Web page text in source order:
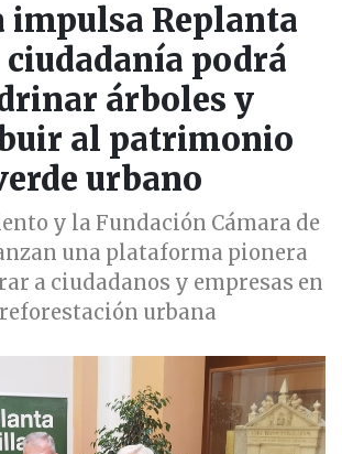
impulsa Replanta
ciudadanía podrá
árboles y
al patrimonio
urbano
y la Fundación Cámara de
una plataforma pionera
a ciudadanos y empresas en
urbana